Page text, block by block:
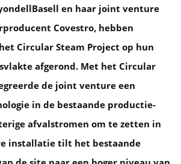
en haar joint venture
Covestro, hebben
Circular Steam Project op hun
afgerond. Met het Circular
de joint venture een
in de bestaande productie-
afvalstromen om te zetten in
installatie tilt het bestaande